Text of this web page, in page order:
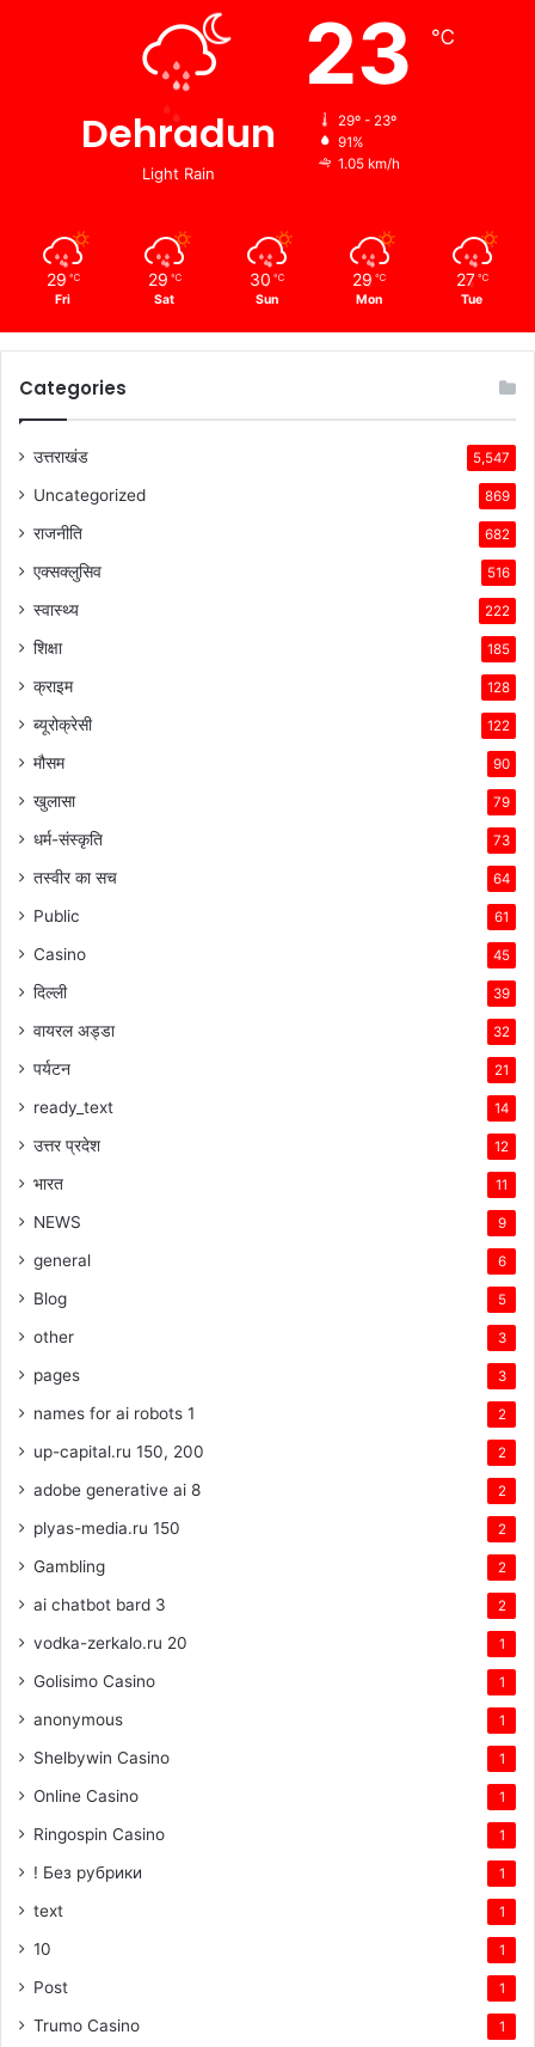
Dehradun
Light Rain
23 ℃
29º - 23º
91%
1.05 km/h
29 ℃
Fri
29 ℃
Sat
30 ℃
Sun
29 ℃
Mon
27 ℃
Tue
Categories
उत्तराखंड 5,547
Uncategorized 869
राजनीति 682
एक्सक्लुसिव 516
स्वास्थ्य 222
शिक्षा 185
क्राइम 128
ब्यूरोक्रेसी 122
मौसम 90
खुलासा 79
धर्म-संस्कृति 73
तस्वीर का सच 64
Public 61
Casino 45
दिल्ली 39
वायरल अड्डा 32
पर्यटन 21
ready_text 14
उत्तर प्रदेश 12
भारत 11
NEWS 9
general 6
Blog 5
other 3
pages 3
names for ai robots 1 2
up-capital.ru 150, 200 2
adobe generative ai 8 2
plyas-media.ru 150 2
Gambling 2
ai chatbot bard 3 2
vodka-zerkalo.ru 20 1
Golisimo Casino 1
anonymous 1
Shelbywin Casino 1
Online Casino 1
Ringospin Casino 1
! Без рубрики 1
text 1
10 1
Post 1
Trumo Casino 1